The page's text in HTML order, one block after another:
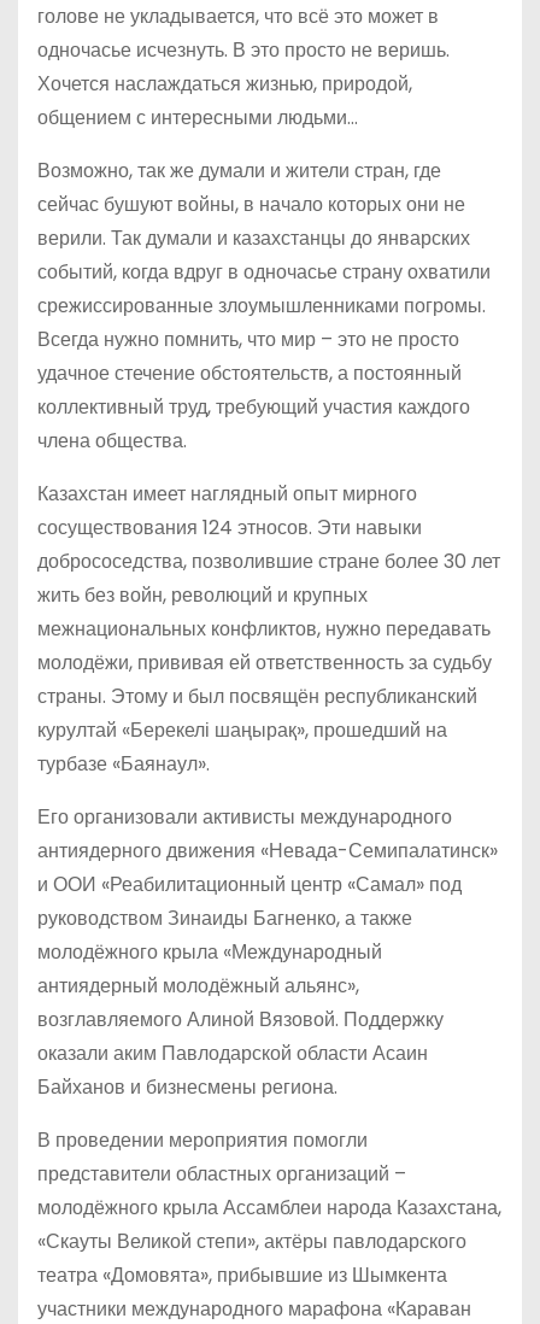
голове не укладывается, что всё это может в
одночасье исчезнуть. В это просто не веришь.
Хочется наслаждаться жизнью, природой,
общением с интересными людьми…
Возможно, так же думали и жители стран, где
сейчас бушуют войны, в начало которых они не
верили. Так думали и казахстанцы до январских
событий, когда вдруг в одночасье страну охватили
срежиссированные злоумышленниками погромы.
Всегда нужно помнить, что мир – это не просто
удачное стечение обстоятельств, а постоянный
коллективный труд, требующий участия каждого
члена общества.
Казахстан имеет наглядный опыт мирного
сосуществования 124 этносов. Эти навыки
добрососедства, позволившие стране более 30 лет
жить без войн, революций и крупных
межнациональных конфликтов, нужно передавать
молодёжи, прививая ей ответственность за судьбу
страны. Этому и был посвящён республиканский
курултай «Берекелі шаңырақ», прошедший на
турбазе «Баянаул».
Его организовали активисты международного
антиядерного движения «Невада-Семипалатинск»
и ООИ «Реабилитационный центр «Самал» под
руководством Зинаиды Багненко, а также
молодёжного крыла «Международный
антиядерный молодёжный альянс»,
возглавляемого Алиной Вязовой. Поддержку
оказали аким Павлодарской области Асаин
Байханов и бизнесмены региона.
В проведении мероприятия помогли
представители областных организаций –
молодёжного крыла Ассамблеи народа Казахстана,
«Скауты Великой степи», актёры павлодарского
театра «Домовята», прибывшие из Шымкента
участники международного марафона «Караван